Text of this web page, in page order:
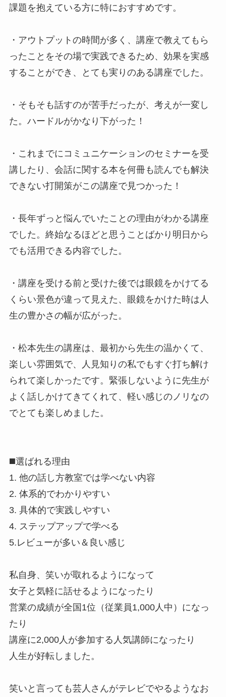
課題を抱えている方に特におすすめです。
・アウトプットの時間が多く、講座で教えてもら
ったことをその場で実践できるため、効果を実感
することができ、とても実りのある講座でした。
・そもそも話すのが苦手だったが、考えが一変し
た。ハードルがかなり下がった！
・これまでにコミュニケーションのセミナーを受
講したり、会話に関する本を何冊も読んでも解決
できない打開策がこの講座で見つかった！
・長年ずっと悩んでいたことの理由がわかる講座
でした。終始なるほどと思うことばかり明日から
でも活用できる内容でした。
・講座を受ける前と受けた後では眼鏡をかけてる
くらい景色が違って見えた、眼鏡をかけた時は人
生の豊かさの幅が広がった。
・松本先生の講座は、最初から先生の温かくて、
楽しい雰囲気で、人見知りの私でもすぐ打ち解け
られて楽しかったです。緊張しないように先生が
よく話しかけてきてくれて、軽い感じのノリなの
でとても楽しめました。
◼️選ばれる理由
1. 他の話し方教室では学べない内容
2. 体系的でわかりやすい
3. 具体的で実践しやすい
4. ステップアップで学べる
5.レビューが多い＆良い感じ
私自身、笑いが取れるようになって
女子と気軽に話せるようになったり
営業の成績が全国1位（従業員1,000人中）になっ
たり
講座に2,000人が参加する人気講師になったり
人生が好転しました。
笑いと言っても芸人さんがテレビでやるようなお